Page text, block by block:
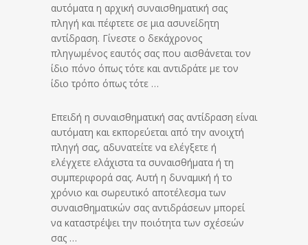
αυτόματα η αρχική συναισθηματική σας
πληγή και πέφτετε σε μια ασυνείδητη
αντίδραση. Γίνεστε ο δεκάχρονος
πληγωμένος εαυτός σας που αισθάνεται τον
ίδιο πόνο όπως τότε και αντιδράτε με τον
ίδιο τρόπο όπως τότε …
Επειδή η συναισθηματική σας αντίδραση είναι
αυτόματη και εκπορεύεται από την ανοιχτή
πληγή σας, αδυνατείτε να ελέγξετε ή
ελέγχετε ελάχιστα τα συναισθήματα ή τη
συμπεριφορά σας. Αυτή η δυναμική ή το
χρόνιο και σωρευτικό αποτέλεσμα των
συναισθηματικών σας αντιδράσεων μπορεί
να καταστρέψει την ποιότητα των σχέσεών
σας …